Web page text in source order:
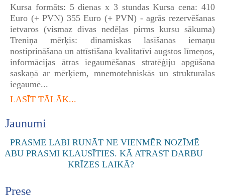
Kursa formāts: 5 dienas x 3 stundas Kursa cena: 410
Euro (+ PVN) 355 Euro (+ PVN) - agrās rezervēšanas
ietvaros (vismaz divas nedēļas pirms kursu sākuma)
Treniņa mērķis: dinamiskas lasīšanas iemaņu
nostiprināšana un attīstīšana kvalitatīvi augstos līmeņos,
informācijas ātras iegaumēšanas stratēģiju apgūšana
saskaņā ar mērķiem, mnemotehniskās un strukturālas
iegaumē...
LASĪT TĀLĀK...
Jaunumi
Prese